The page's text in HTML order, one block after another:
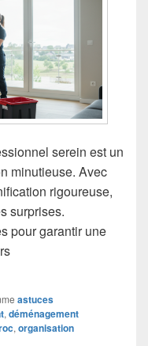
serein est un
minutieuse. Avec
rigoureuse,
surprises.
pour garantir une
un déménagement
astuces
, déménagement
, organisation